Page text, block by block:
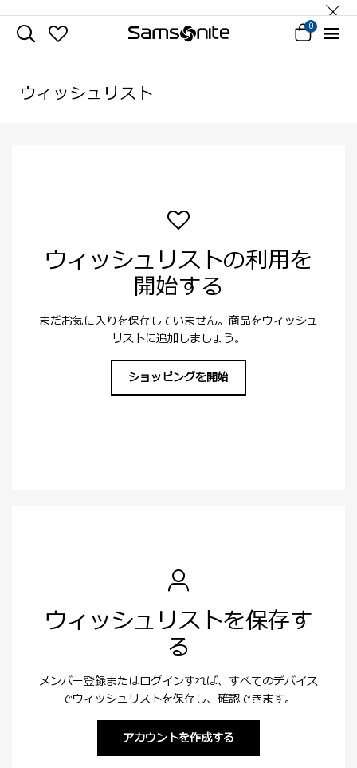
0
ウィッシュリスト
ウィッシュリストの利用を
開始する
まだお気に入りを保存していません。商品をウィッシュ
リストに追加しましょう。
ショッピングを開始
ウィッシュリストを保存す
る
メンバー登録またはログインすれば、すべてのデバイス
でウィッシュリストを保存し、確認できます。
アカウントを作成する